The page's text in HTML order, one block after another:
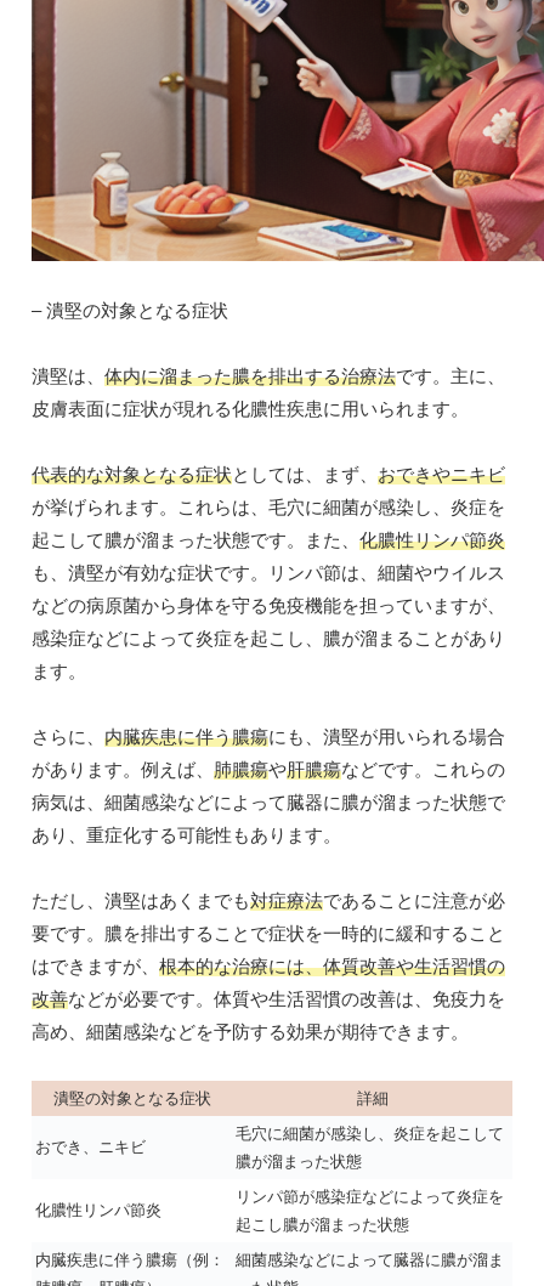
– 潰堅の対象となる症状
潰堅は、 体内に溜まった膿を排出する治療法です。主に、
皮膚表面に症状が現れる化膿性疾患に用いられます。
代表的な対象となる症状としては、まず、 おできやニキビ
が挙げられます。これらは、毛穴に細菌が感染し、炎症を
起こして膿が溜まった状態です。また、 化膿性リンパ節炎
も、潰堅が有効な症状です。リンパ節は、細菌やウイルス
などの病原菌から身体を守る免疫機能を担っていますが、
感染症などによって炎症を起こし、膿が溜まることがあり
ます。
さらに、 内臓疾患に伴う膿瘍にも、潰堅が用いられる場合
があります。例えば、 肺膿瘍や肝膿瘍などです。これらの
病気は、細菌感染などによって臓器に膿が溜まった状態で
あり、重症化する可能性もあります。
ただし、潰堅はあくまでも対症療法であることに注意が必
要です。膿を排出することで症状を一時的に緩和すること
はできますが、 根本的な治療には、体質改善や生活習慣の
改善などが必要です。体質や生活習慣の改善は、免疫力を
高め、細菌感染などを予防する効果が期待できます。
潰堅の対象となる症状 詳細
おでき、ニキビ
毛穴に細菌が感染し、炎症を起こして
膿が溜まった状態
化膿性リンパ節炎
リンパ節が感染症などによって炎症を
起こし膿が溜まった状態
内臓疾患に伴う膿瘍（例：
細菌感染などによって臓器に膿が溜ま